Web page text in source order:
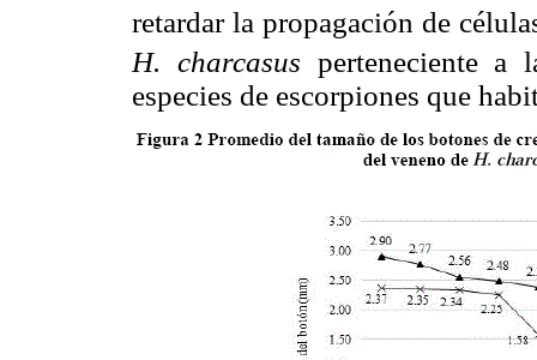
retardar la propagación de
H. charcasus perteneciente a
especies de escorpiones que